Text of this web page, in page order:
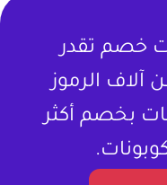
خصم تقدر
آلاف الرموز
بخصم أكثر